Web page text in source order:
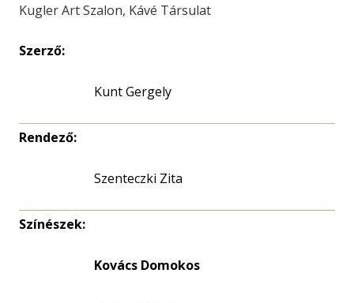
Kugler Art Szalon, Kávé Társulat
Szerző:
Kunt Gergely
Rendező:
Szenteczki Zita
Színészek:
Kovács Domokos